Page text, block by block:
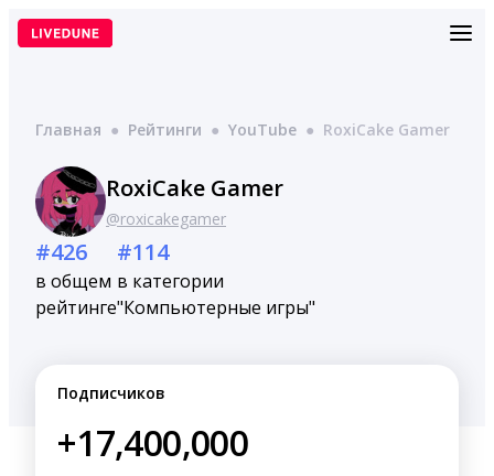
Перейти
Главная ● Рейтинги ● YouTube ● RoxiCake Gamer
RoxiCake Gamer
@roxicakegamer
#426
в общем
рейтинге
#114
в категории
"Компьютерные игры"
Подписчиков
+17,400,000